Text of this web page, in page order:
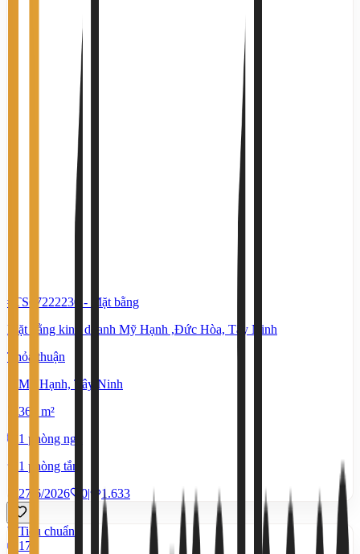
#TS67222230 -
Mặt bằng
Mặt bằng kinh doanh Mỹ Hạnh ,Đức Hòa, Tây Ninh
Thỏa thuận
Mỹ Hạnh, Tây Ninh
360 m²
1 phòng ngủ
1 phòng tắm
27/6/2026
0| 1.633
Tiêu chuẩn
17